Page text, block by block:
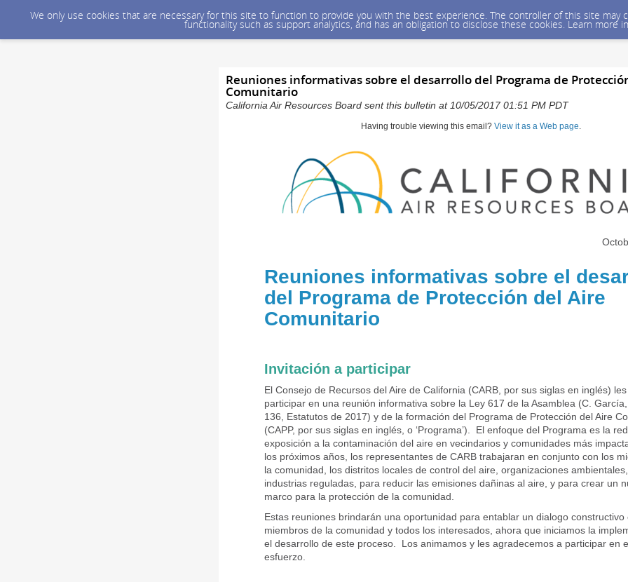
We only use cookies that are necessary for this site to function to provide you with the best experience. The controller of this site
functionality such as support analytics, and has an obligation to disclose these cookies. Learn more
Reuniones informativas sobre el desarrollo del Programa de
Comunitario
California Air Resources Board sent this bulletin at 10/05/2017 01:51 PM PDT
Having trouble viewing this email? View it as a Web page
Reuniones informativas sobre el
del Programa de Protección del Aire
Comunitario
Invitación a participar
El Consejo de Recursos del Aire de California (CARB, por sus siglas en inglés)
participar en una reunión informativa sobre la Ley 617 de la Asamblea (C.
136, Estatutos de 2017) y de la formación del Programa de Protección del Aire
(CAPP, por sus siglas en inglés, o ‘Programa’). El enfoque del Programa es la
exposición a la contaminación del aire en vecindarios y comunidades más
los próximos años, los representantes de CARB trabajaran en conjunto con los
la comunidad, los distritos locales de control del aire, organizaciones
industrias reguladas, para reducir las emisiones dañinas al aire, y para crear un
marco para la protección de la comunidad.
Estas reuniones brindarán una oportunidad para entablar un dialogo constructivo
miembros de la comunidad y todos los interesados, ahora que iniciamos la
el desarrollo de este proceso. Los animamos y les agradecemos a participar en
esfuerzo.